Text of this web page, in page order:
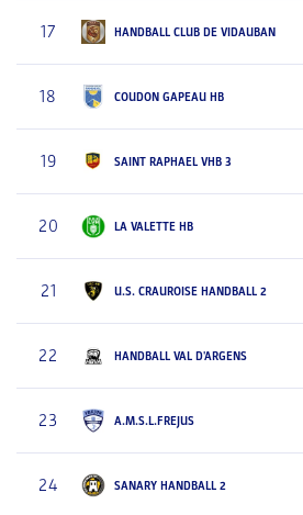
17 HANDBALL CLUB DE VIDAUBAN
18 COUDON GAPEAU HB
19 SAINT RAPHAEL VHB 3
20 LA VALETTE HB
21 U.S. CRAUROISE HANDBALL 2
22 HANDBALL VAL D'ARGENS
23 A.M.S.L.FREJUS
24 SANARY HANDBALL 2